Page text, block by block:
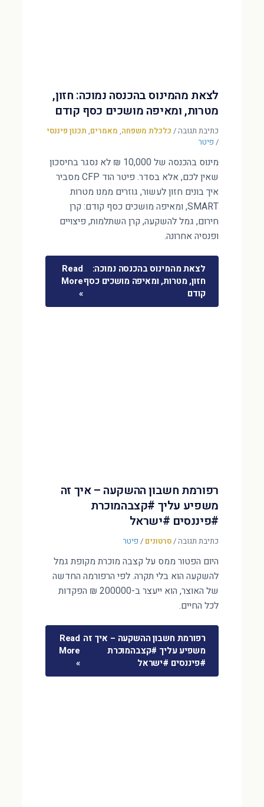
לצאת מהמינוס בהכנסה נמוכה: חזון,
מטרות, ומאיפה מושכים כסף קודם
כתיבת תגובה/ כלכלת משפחה, מאמרים, תכנון פיננסי
/ פיטר
מינוס בהכנסה של 10,000 ₪ לא נסגר בחיסכון
שאין לכם, אלא בסדר. פיטר הוד CFP מסביר
איך בונים חזון לעשור, גוזרים ממנו מטרות
SMART, ומאיפה מושכים כסף קודם: קרן
חירום, גמל להשקעה, קרן השתלמות, פיצויים
ופנסיה אחרונה.
לצאת מהמינוס בהכנסה נמוכה:
חזון, מטרות, ומאיפה מושכים כסף
קודם
Read
More
»
רפורמת חשבון ההשקעה – איך זה
משפיע עליך #קצבהמוכרת
#פיננסים #ישראל
כתיבת תגובה/סרטונים / פיטר
היום הפטור ממס על קצבה מוכרת מקופת גמל
להשקעה הוא בלי תקרה. לפי הרפורמה החדשה
של האוצר, הוא ייעצר ב-200000 ₪ הפקדות
לכל החיים.
רפורמת חשבון ההשקעה – איך זה
משפיע עליך #קצבהמוכרת
#פיננסים #ישראל
Read
More
»